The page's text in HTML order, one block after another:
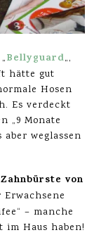
Bellyguard„,
hätte gut
Hosen
Es verdeckt
„9 Monate
weglassen
von
– manche
Haus haben!